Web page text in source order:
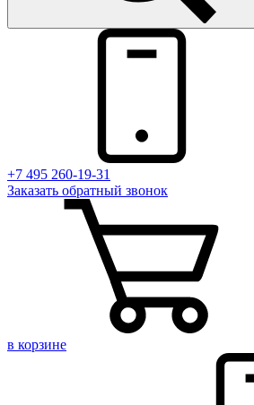
+7 495 260-19-31
Заказать обратный звонок
в корзине